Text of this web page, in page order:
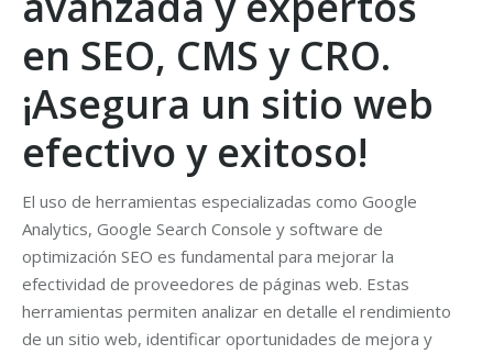
en SEO, CMS y CRO.
¡Asegura un sitio web
efectivo y exitoso!
El uso de herramientas especializadas como Google
Analytics, Google Search Console y software de
optimización SEO es fundamental para mejorar la
efectividad de proveedores de páginas web. Estas
herramientas permiten analizar en detalle el rendimiento
de un sitio web, identificar oportunidades de mejora y